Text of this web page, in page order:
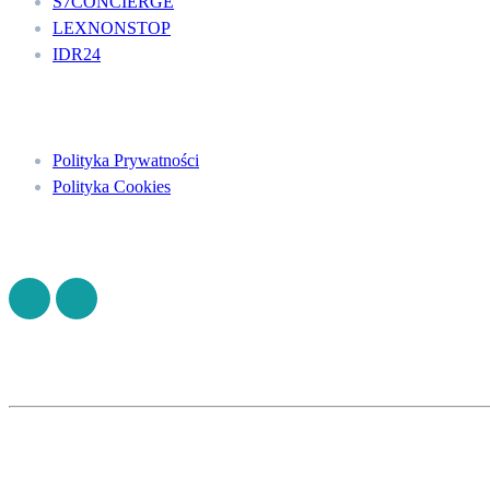
LEXNONSTOP
IDR24
Polityka Prywatności
Polityka Cookies